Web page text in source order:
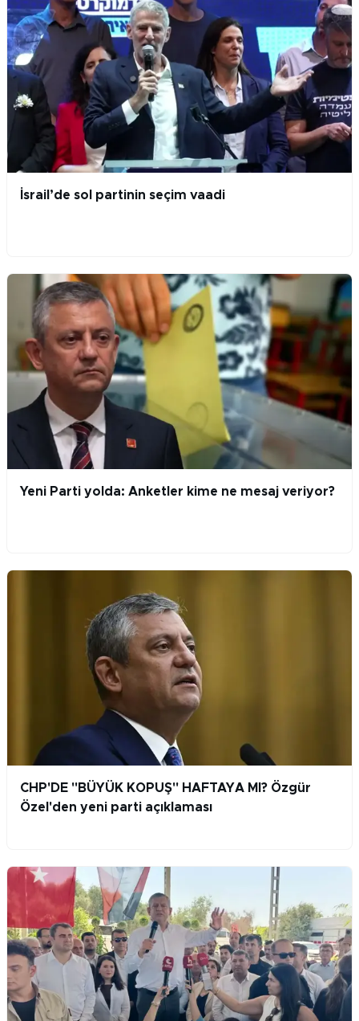
İsrail’de sol partinin seçim vaadi
Yeni Parti yolda: Anketler kime ne mesaj veriyor?
CHP'DE "BÜYÜK KOPUŞ" HAFTAYA MI? Özgür
Özel'den yeni parti açıklaması